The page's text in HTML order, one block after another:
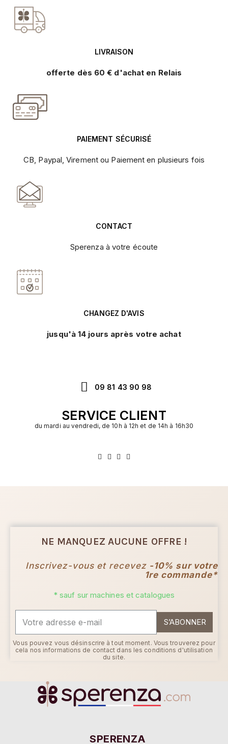
LIVRAISON
offerte dès 60 € d'achat en Relais
PAIEMENT SÉCURISÉ
CB, Paypal, Virement ou Paiement en plusieurs fois
CONTACT
Sperenza à votre écoute
CHANGEZ D'AVIS
jusqu'à 14 jours après votre achat
09 81 43 90 98
SERVICE CLIENT
du mardi au vendredi, de 10h à 12h et de 14h à 16h30
NE MANQUEZ AUCUNE OFFRE !
Inscrivez-vous et recevez -10% sur votre
1re commande*
* sauf sur machines et catalogues
S’ABONNER
Vous pouvez vous désinscrire à tout moment. Vous trouverez pour
cela nos informations de contact dans les conditions d'utilisation
du site.
SPERENZA